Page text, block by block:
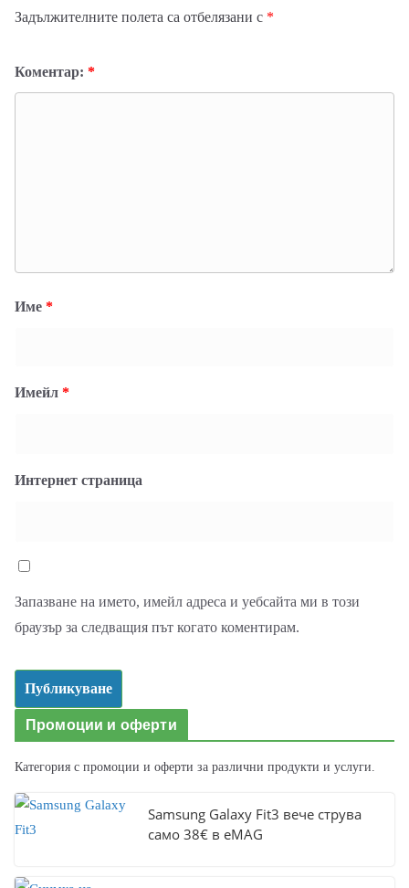
Задължителните полета са отбелязани с *
Коментар: *
Име *
Имейл *
Интернет страница
Запазване на името, имейл адреса и уебсайта ми в този
браузър за следващия път когато коментирам.
Промоции и оферти
Категория с промоции и оферти за различни продукти и услуги.
Samsung Galaxy Fit3 вече струва
само 38€ в eMAG